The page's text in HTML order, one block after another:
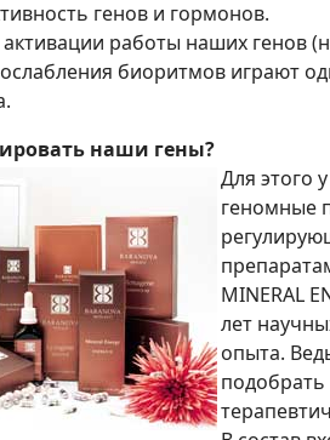
генов и гормонов.
работы наших генов
биоритмов играют
наши гены?
Для этого
геномные
MINERAL
лет
опыта.